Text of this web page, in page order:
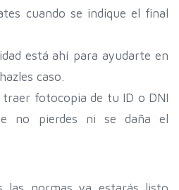
cuando se indique el final
está ahí para ayudarte en
caso.
fotocopia de tu ID o DNI
no pierdes ni se daña el